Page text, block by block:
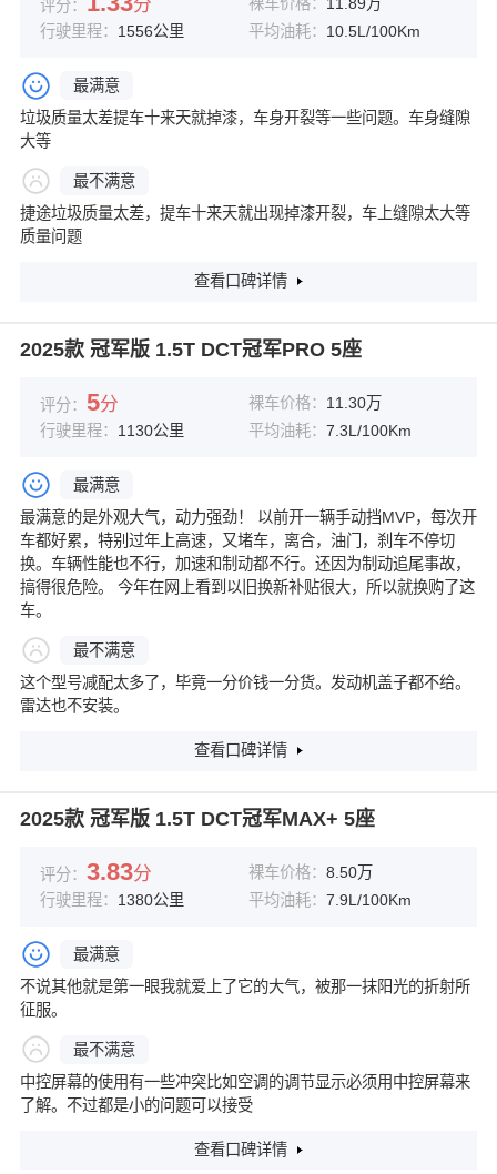
评分： 分
行驶里程： 1556公里 平均油耗： 10.5L/100Km
最满意
垃圾质量太差提车十来天就掉漆，车身开裂等一些问题。车身缝隙
大等
最不满意
捷途垃圾质量太差，提车十来天就出现掉漆开裂，车上缝隙太大等
质量问题
查看口碑详情
2025款 冠军版 1.5T DCT冠军PRO 5座
评分： 5分 裸车价格： 11.30万
行驶里程： 1130公里 平均油耗： 7.3L/100Km
最满意
最满意的是外观大气，动力强劲！ 以前开一辆手动挡MVP，每次开
车都好累，特别过年上高速，又堵车，离合，油门，刹车不停切
换。车辆性能也不行，加速和制动都不行。还因为制动追尾事故，
搞得很危险。 今年在网上看到以旧换新补贴很大，所以就换购了这
车。
最不满意
这个型号减配太多了，毕竟一分价钱一分货。发动机盖子都不给。
雷达也不安装。
查看口碑详情
2025款 冠军版 1.5T DCT冠军MAX+ 5座
评分： 3.83分 裸车价格： 8.50万
行驶里程： 1380公里 平均油耗： 7.9L/100Km
最满意
不说其他就是第一眼我就爱上了它的大气，被那一抹阳光的折射所
征服。
最不满意
中控屏幕的使用有一些冲突比如空调的调节显示必须用中控屏幕来
了解。不过都是小的问题可以接受
查看口碑详情